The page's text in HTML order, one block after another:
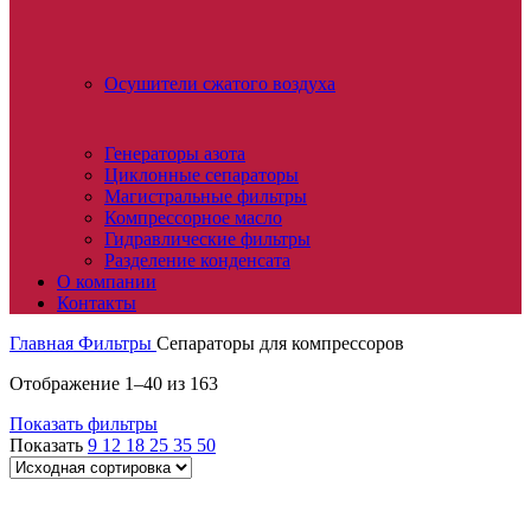
Осушители сжатого воздуха
Генераторы азота
Циклонные сепараторы
Магистральные фильтры
Компрессорное масло
Гидравлические фильтры
Разделение конденсата
О компании
Контакты
Главная Фильтры Сепараторы для компрессоров
Отображение 1–40 из 163
Показать фильтры
Показать 9 12 18 25 35 50